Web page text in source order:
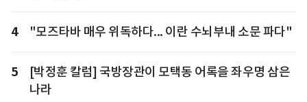
4 "모즈타바 매우 위독하다... 이란 수뇌부내 소문 파다"
5
[박정훈 칼럼] 국방장관이 모택동 어록을 좌우명 삼은
나라